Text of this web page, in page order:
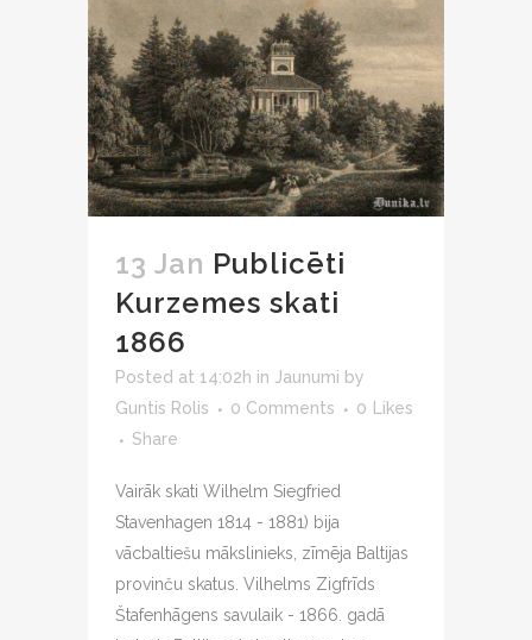
13 Jan Publicēti
Kurzemes skati
1866
Posted at 14:02h in Jaunumi by
Guntis Rolis
0 Comments 0
Likes
Share
Vairāk skati Wilhelm Siegfried
Stavenhagen 1814 - 1881) bija
vācbaltiešu mākslinieks, zīmēja Baltijas
provinču skatus. Vilhelms Zigfrīds
Štafenhāgens savulaik - 1866. gadā